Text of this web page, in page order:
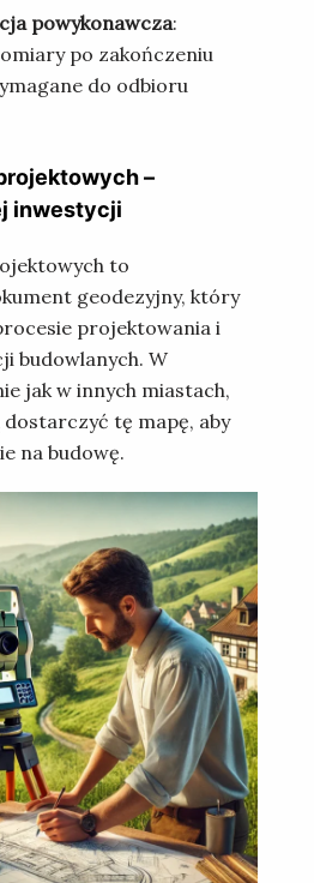
powykonawcza:
po zakończeniu
do odbioru
–
inwestycji
to
geodezyjny, który
projektowania i
budowlanych. W
jak w innych miastach,
tę mapę, aby
na budowę.